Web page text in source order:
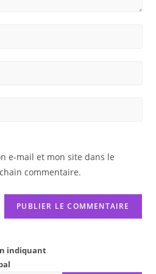
e-mail et mon site dans le
commentaire.
indiquant